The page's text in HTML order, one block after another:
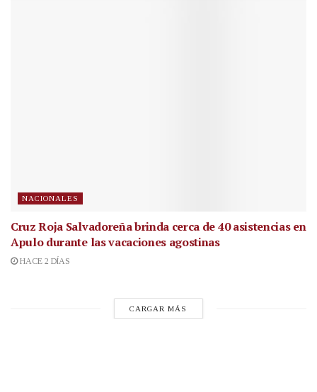
NACIONALES
Cruz Roja Salvadoreña brinda cerca de 40 asistencias en
Apulo durante las vacaciones agostinas
HACE 2 DÍAS
CARGAR MÁS